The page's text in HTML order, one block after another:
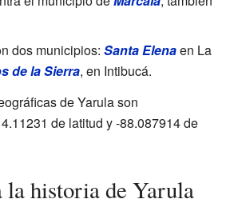
dos municipios: Santa Elenaen La
de la Sierra, en Intibucá.
de Yarula son
de latitud y -88.087914 de
la historia de Yarula